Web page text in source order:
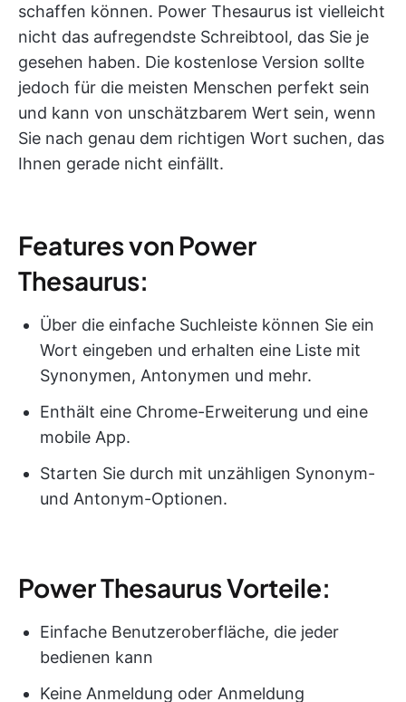
schaffen können. Power Thesaurus ist vielleicht
nicht das aufregendste Schreibtool, das Sie je
gesehen haben. Die kostenlose Version sollte
jedoch für die meisten Menschen perfekt sein
und kann von unschätzbarem Wert sein, wenn
Sie nach genau dem richtigen Wort suchen, das
Ihnen gerade nicht einfällt.
Features von Power
Thesaurus:
Über die einfache Suchleiste können Sie ein
Wort eingeben und erhalten eine Liste mit
Synonymen, Antonymen und mehr.
Enthält eine Chrome-Erweiterung und eine
mobile App.
Starten Sie durch mit unzähligen Synonym-
und Antonym-Optionen.
Power Thesaurus Vorteile:
Einfache Benutzeroberfläche, die jeder
bedienen kann
Keine Anmeldung oder Anmeldung